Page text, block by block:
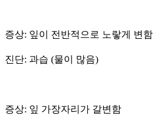
증상: 잎이 전반적으로 노랗게 변함
진단: 과습 (물이 많음)
증상: 잎 가장자리가 갈변함